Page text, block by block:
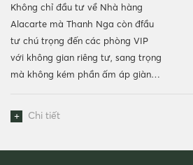
Không chỉ đầu tư về Nhà hàng
Alacarte mà Thanh Nga còn đfầu
tư chú trọng đến các phòng VIP
với không gian riêng tư, sang trọng
mà không kém phần ấm áp giành
+ Chi tiết